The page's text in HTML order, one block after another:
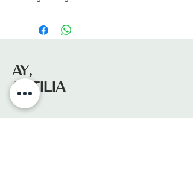
AY,
OTTILIA